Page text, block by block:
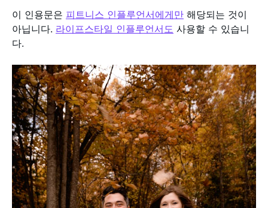
이 인용문은 피트니스 인플루언서에게만 해당되는 것이
아닙니다. 라이프스타일 인플루언서도 사용할 수 있습니
다.